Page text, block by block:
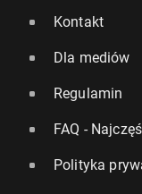
Kontakt
Dla mediów
Regulamin
FAQ -
Polityka